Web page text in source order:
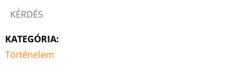
KÉRDÉS
KATEGÓRIA:
Történelem